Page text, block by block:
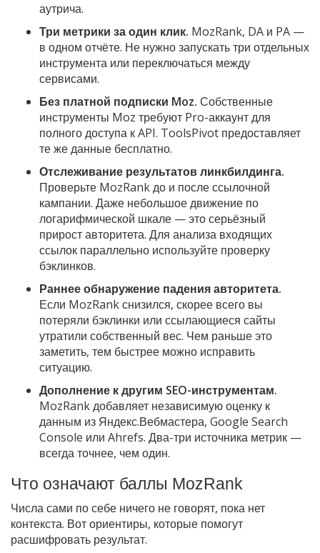
аутрича.
Три метрики за один клик. MozRank, DA и PA —
в одном отчёте. Не нужно запускать три отдельных
инструмента или переключаться между
сервисами.
Без платной подписки Moz. Собственные
инструменты Moz требуют Pro-аккаунт для
полного доступа к API. ToolsPivot предоставляет
те же данные бесплатно.
Отслеживание результатов линкбилдинга.
Проверьте MozRank до и после ссылочной
кампании. Даже небольшое движение по
логарифмической шкале — это серьёзный
прирост авторитета. Для анализа входящих
ссылок параллельно используйте проверку
бэклинков.
Раннее обнаружение падения авторитета.
Если MozRank снизился, скорее всего вы
потеряли бэклинки или ссылающиеся сайты
утратили собственный вес. Чем раньше это
заметить, тем быстрее можно исправить
ситуацию.
Дополнение к другим SEO-инструментам.
MozRank добавляет независимую оценку к
данным из Яндекс.Вебмастера, Google Search
Console или Ahrefs. Два-три источника метрик —
всегда точнее, чем один.
Что означают баллы MozRank
Числа сами по себе ничего не говорят, пока нет
контекста. Вот ориентиры, которые помогут
расшифровать результат.